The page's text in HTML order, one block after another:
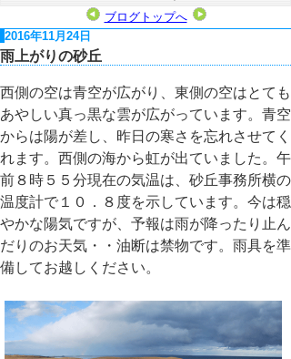
ブログトップへ
2016年11月24日
雨上がりの砂丘
西側の空は青空が広がり、東側の空はとても
あやしい真っ黒な雲が広がっています。青空
からは陽が差し、昨日の寒さを忘れさせてく
れます。西側の海から虹が出ていました。午
前８時５５分現在の気温は、砂丘事務所横の
温度計で１０．８度を示しています。今は穏
やかな陽気ですが、予報は雨が降ったり止ん
だりのお天気・・油断は禁物です。雨具を準
備してお越しください。